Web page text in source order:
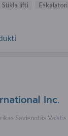
Stikla lifti Eskalatori
Inc.
Savienotās Valstis